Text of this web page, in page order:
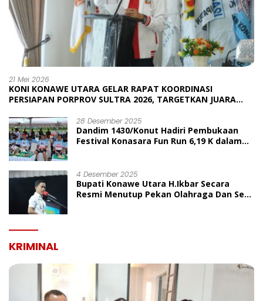
21 Mei 2026
KONI KONAWE UTARA GELAR RAPAT KOORDINASI
PERSIAPAN PORPROV SULTRA 2026, TARGETKAN JUARA
28 Desember 2025
Dandim 1430/Konut Hadiri Pembukaan
Festival Konasara Fun Run 6,19 K dalam
4 Desember 2025
Bupati Konawe Utara H.Ikbar Secara
Resmi Menutup Pekan Olahraga Dan Seni
KRIMINAL